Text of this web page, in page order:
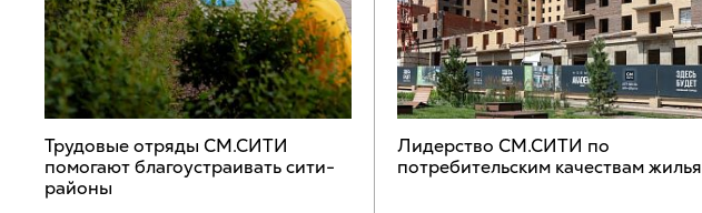
Трудовые отряды СМ.СИТИ
помогают благоустраивать сити-
районы
Лидерство СМ.СИТИ по
потребительским качествам жилья